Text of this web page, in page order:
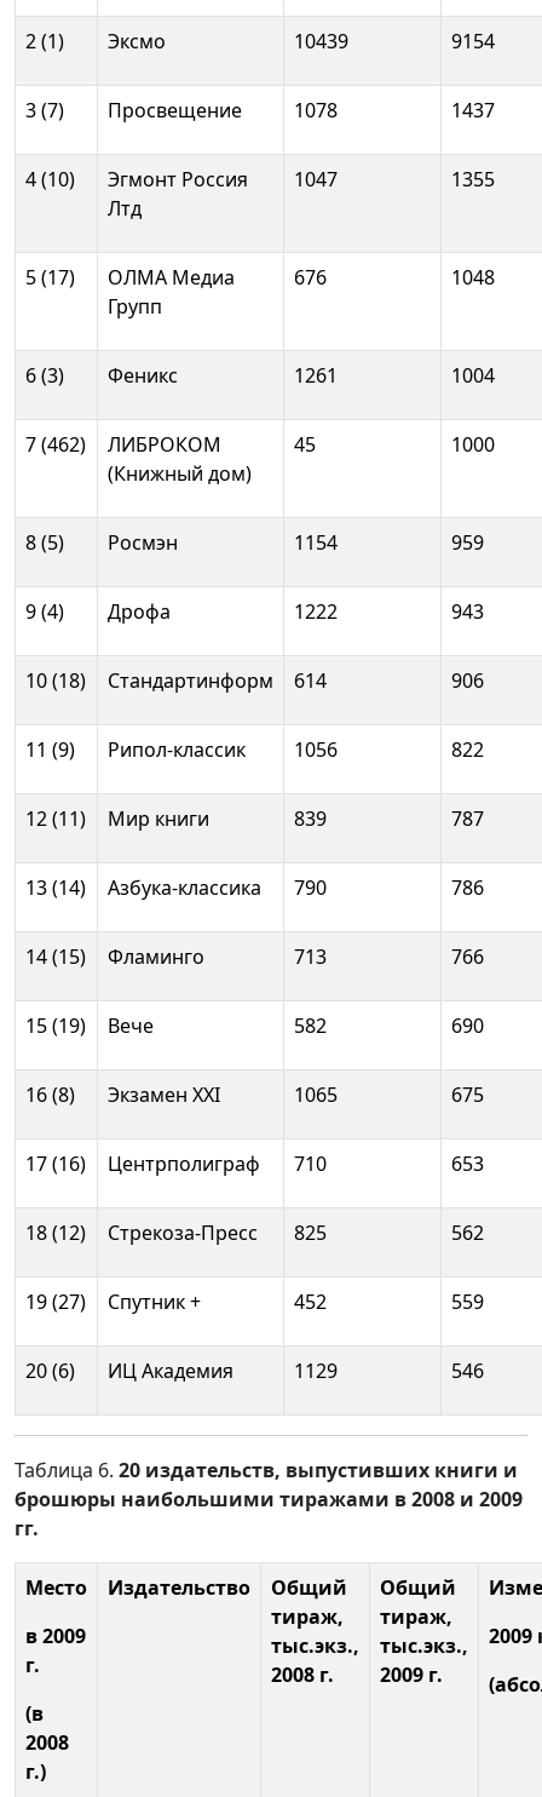
2 (1) Эксмо 10439 9154
3 (7) Просвещение 1078 1437
4 (10)
Эгмонт Россия
Лтд
1047 1355
5 (17)
ОЛМА Медиа
Групп
676 1048
6 (3) Феникс 1261 1004
7 (462)
ЛИБРОКОМ
(Книжный дом)
45 1000
8 (5) Росмэн 1154 959
9 (4) Дрофа 1222 943
10 (18) Стандартинформ 614 906
11 (9) Рипол-классик 1056 822
12 (11) Мир книги 839 787
13 (14) Азбука-классика 790 786
14 (15) Фламинго 713 766
15 (19) Вече 582 690
16 (8) Экзамен ХХI 1065 675
17 (16) Центрполиграф 710 653
18 (12) Стрекоза-Пресс 825 562
19 (27) Спутник + 452 559
20 (6) ИЦ Академия 1129 546
Таблица 6. 20 издательств, выпустивших книги и
брошюры наибольшими тиражами в 2008 и 2009
гг.
Место
в 2009
г.
(в
2008
г.)
Издательство
Общий
тираж,
тыс.экз.,
2008 г.
Общий
тираж,
тыс.экз.,
2009 г.
2009